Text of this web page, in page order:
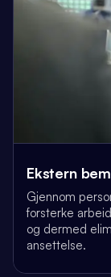
Ekstern
Gjennom
forsterke
og dermed
ansettelse.